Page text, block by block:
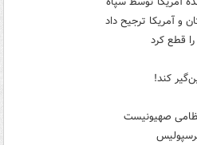
و آمریکا ترجیح داد
قطع کرد
کند!
صهیونیست